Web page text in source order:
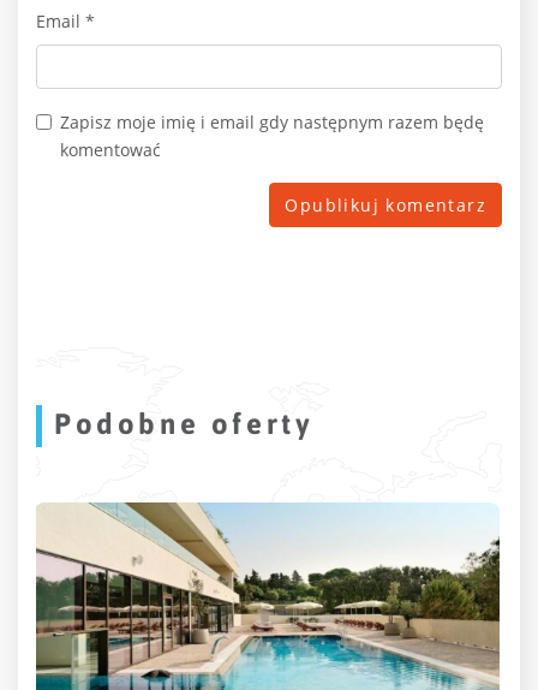
Email *
Zapisz moje imię i email gdy następnym razem będę
komentować
Podobne oferty